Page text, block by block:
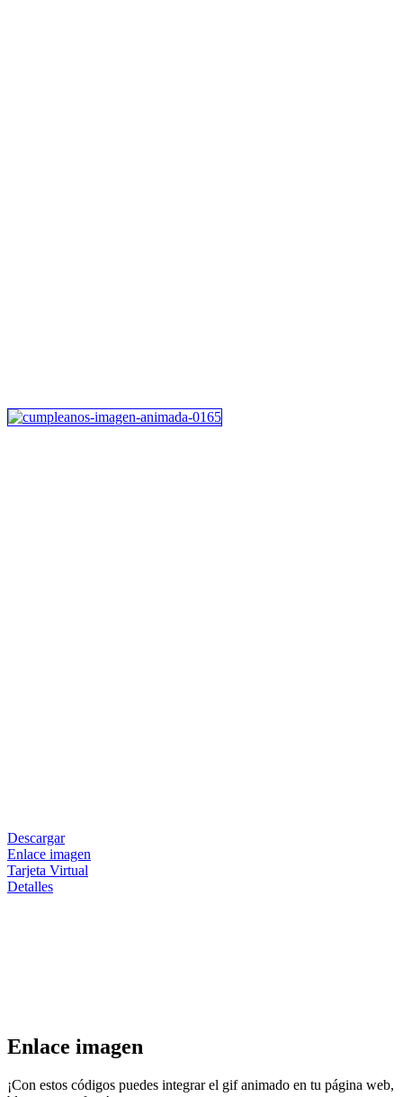
Descargar
Enlace imagen
Tarjeta Virtual
Detalles
Enlace imagen
¡Con estos códigos puedes integrar el gif animado en tu página web,